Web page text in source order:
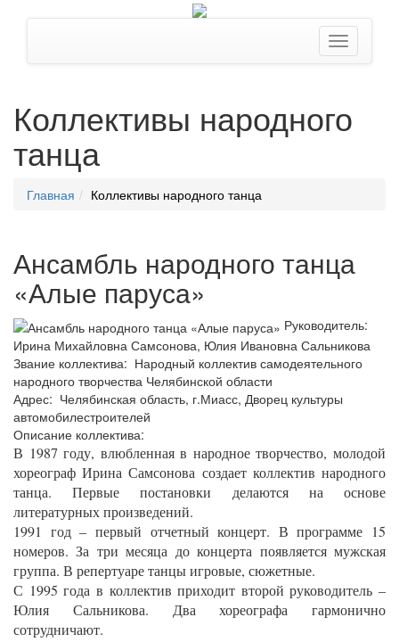
Коллективы народного
танца
Главная Коллективы народного танца
Ансамбль народного танца
«Алые паруса»
Руководитель:
Ирина Михайловна Самсонова, Юлия Ивановна Сальникова
Звание коллектива: Народный коллектив самодеятельного
народного творчества Челябинской области
Адрес: Челябинская область, г.Миасс, Дворец культуры
автомобилестроителей
Описание коллектива:
В 1987 году, влюбленная в народное творчество, молодой
хореограф Ирина Самсонова создает коллектив народного
танца. Первые постановки делаются на основе
литературных произведений.
1991 год – первый отчетный концерт. В программе 15
номеров. За три месяца до концерта появляется мужская
группа. В репертуаре танцы игровые, сюжетные.
С 1995 года в коллектив приходит второй руководитель –
Юлия Сальникова. Два хореографа гармонично
сотрудничают.